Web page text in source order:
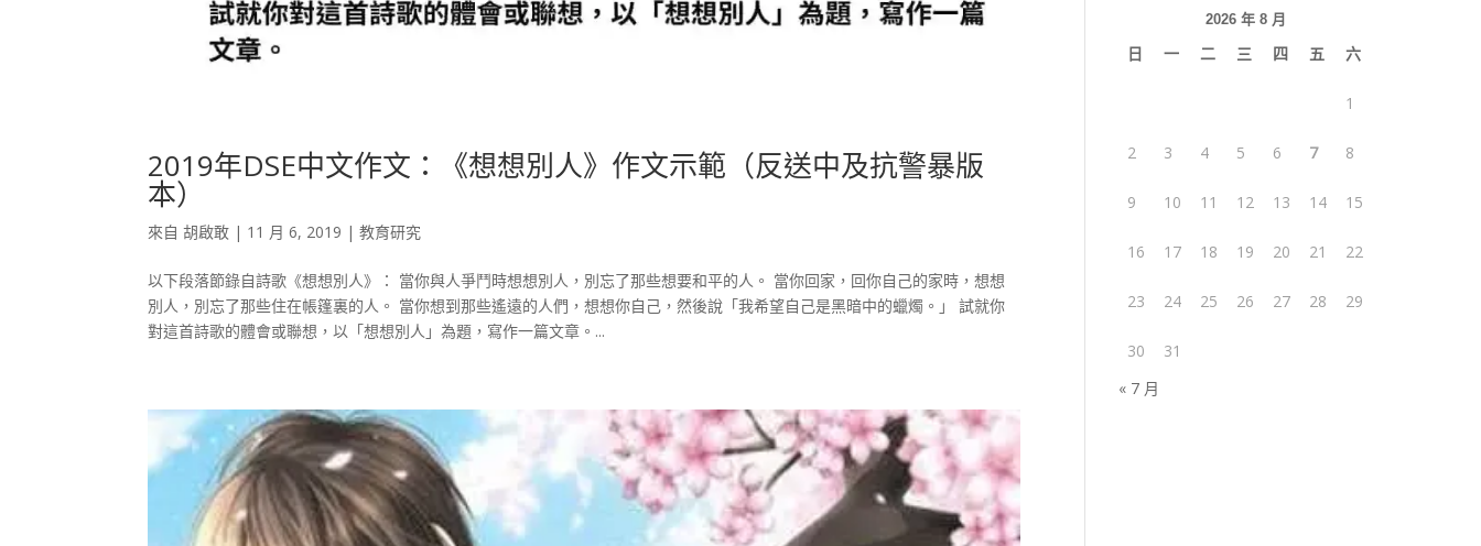
2019年DSE中文作文：《想想別人》作文示範（反送中及抗警暴版
本）
來自胡啟敢 | 11 月 6, 2019 |教育研究
以下段落節錄自詩歌《想想別人》： 當你與人爭鬥時想想別人，別忘了那些想要和平的人。 當你回家，回你自己的家時，想想
別人，別忘了那些住在帳篷裏的人。 當你想到那些遙遠的人們，想想你自己，然後說「我希望自己是黑暗中的蠟燭。」 試就你
對這首詩歌的體會或聯想，以「想想別人」為題，寫作一篇文章。...
2026 年 8 月
日 一 二 三 四 五 六
1
2 3 4 5 6 7 8
9 10 11 12 13 14 15
16 17 18 19 20 21 22
23 24 25 26 27 28 29
30
31
« 7 月